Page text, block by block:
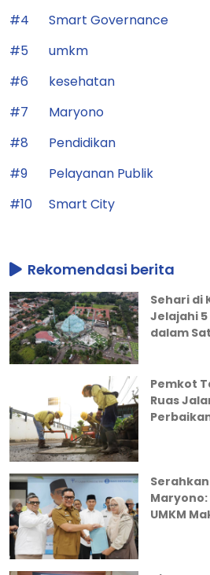
#4
Smart Governance
#5
umkm
#6
kesehatan
#7
Maryono
#8
Pendidikan
#9
Pelayanan Publik
#10
Smart City
Rekomendasi berita
Sehari di
Jelajahi
dalam
Pemkot
Ruas
UMKM